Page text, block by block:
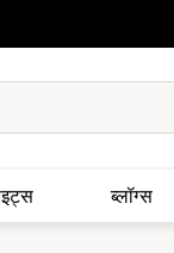
ब्लॉग्स